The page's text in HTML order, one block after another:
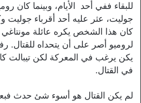
للبقاء ففي أحد الأيام، وبينما كان
جوليت، عثر عليه أحد أقرباء جوليت
كان هذا الشخص يكره عائلة مونتاغي
لروميو أصر على أن يتحداه للقتال.
يكن يرغب في المعركة لكن تيبالت
في القتال.
لم يكن القتال هو أسوء شئ حدث